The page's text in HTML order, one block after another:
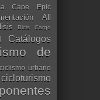
Cape Epic
All
Bicis Cargo
Catálogos
de
ciclismo urbano
cicloturismo